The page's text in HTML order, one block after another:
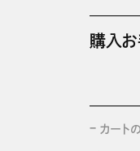
購入
カート